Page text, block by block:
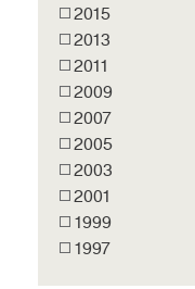
2015
2013
2011
2009
2007
2005
2003
2001
1999
1997